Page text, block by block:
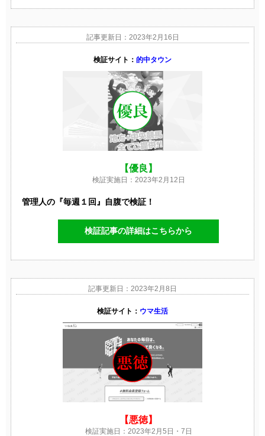
記事更新日：2023年2月16日
検証サイト： 的中タウン
【優良】
検証実施日：2023年2月12日
管理人の『毎週１回』自腹で検証！
検証記事の詳細はこちらから
記事更新日：2023年2月8日
検証サイト： ウマ生活
【悪徳】
検証実施日：2023年2月5日・7日